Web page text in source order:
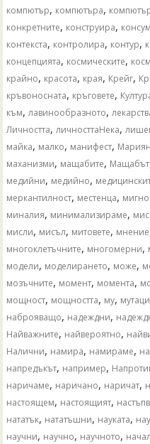
компютър, компютъра,
конкретните, конструира,
контекста, контролира, контур,
концепцията, космическите,
крайно, красота, края, Крейг,
кръвоносната, кръговете,
към, лавинообразното,
Личността, личносттаНека,
майка, малко, манифест,
маханизми, мащабите, Мащабът
медийни, медийно,
меркантилност, местенца,
миналия, минимализираме,
мисли, мисъл, митовете, мнение
многоклетъчните, многомерни,
модели, моделирането, може,
мозъчните, момент, момента,
мощност, мощността, му,
наброяващо, надеждни,
Найважните, найвероятно,
Налични, намира, намираме,
напредъкът, например,
наричаме, наричано, наричат,
настоящем, настоящият,
нататък, нататъшни, науката,
научни, научно, научното,